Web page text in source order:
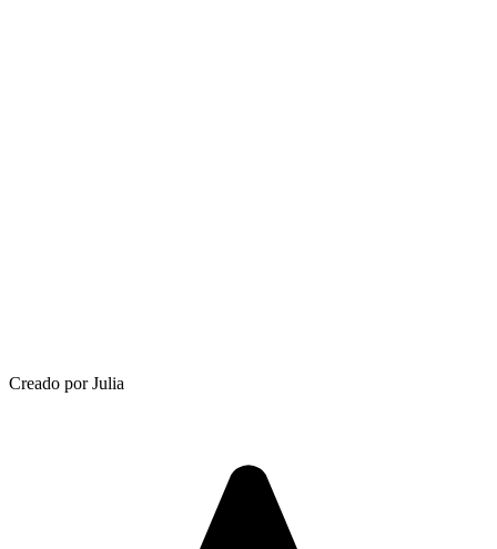
Creado por Julia